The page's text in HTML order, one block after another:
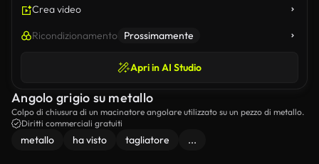
Crea video
Ricondizionamento Prossimamente
Apri in AI Studio
Angolo grigio su metallo
Colpo di chiusura di un macinatore angolare utilizzato su un pezzo di metallo.
Diritti commerciali gratuiti
metallo ha visto tagliatore ...